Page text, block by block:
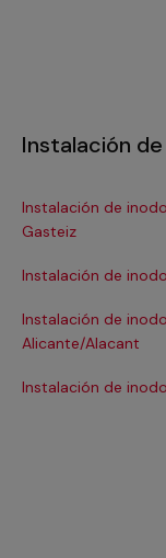
Instalación
Instalación de
Gasteiz
Instalación de
Instalación de
Alicante/Alacant
Instalación de